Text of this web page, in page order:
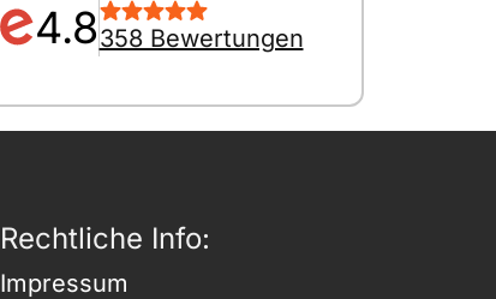
4.8358 Bewertungen
Rechtliche Info:
Impressum